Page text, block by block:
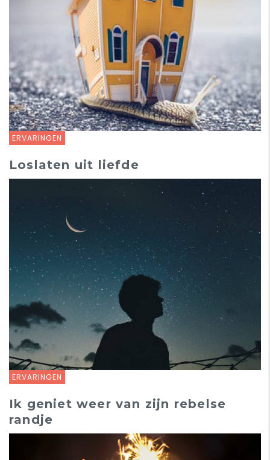
ERVARINGEN
ERVARINGEN
Loslaten uit liefde
Ik geniet weer van zijn rebelse
randje